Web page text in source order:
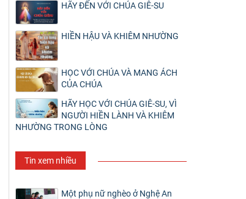
HÃY ĐẾN VỚI CHÚA GIÊ-SU
HIỀN HẬU VÀ KHIÊM NHƯỜNG
HỌC VỚI CHÚA VÀ MANG ÁCH
CỦA CHÚA
HÃY HỌC VỚI CHÚA GIÊ-SU, VÌ
NGƯỜI HIỀN LÀNH VÀ KHIÊM
NHƯỜNG TRONG LÒNG
Tin xem nhiều
Một phụ nữ nghèo ở Nghệ An